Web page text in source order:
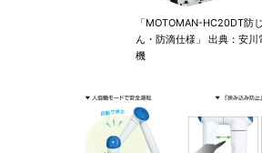
「MOTOMAN-HC20DT防じ
ん・防滴仕様」 出典：安川
機